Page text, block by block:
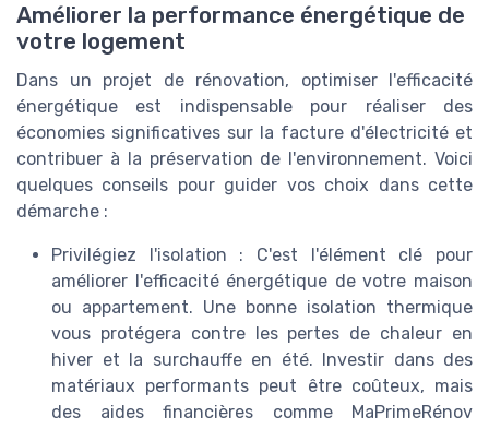
Améliorer la performance énergétique de
votre logement
Dans un projet de rénovation, optimiser l'efficacité
énergétique est indispensable pour réaliser des
économies significatives sur la facture d'électricité et
contribuer à la préservation de l'environnement. Voici
quelques conseils pour guider vos choix dans cette
démarche :
Privilégiez l'isolation : C'est l'élément clé pour
améliorer l'efficacité énergétique de votre maison
ou appartement. Une bonne isolation thermique
vous protégera contre les pertes de chaleur en
hiver et la surchauffe en été. Investir dans des
matériaux performants peut être coûteux, mais
des aides financières comme MaPrimeRénov